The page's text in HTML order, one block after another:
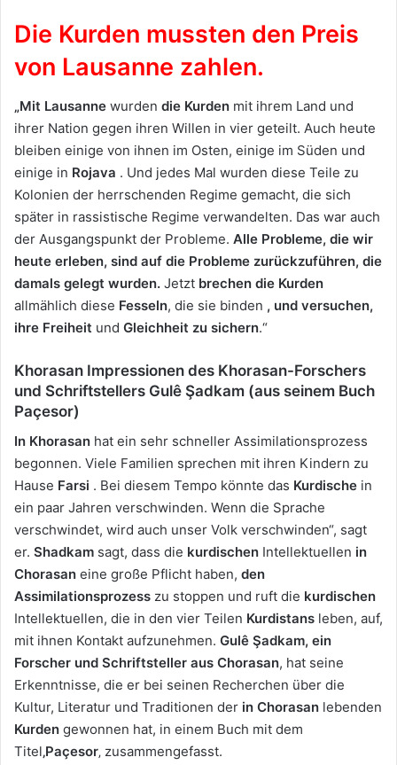
Die Kurden mussten den Preis
von Lausanne zahlen.
„Mit Lausanne wurden die Kurden mit ihrem Land und
ihrer Nation gegen ihren Willen in vier geteilt. Auch heute
bleiben einige von ihnen im Osten, einige im Süden und
einige in Rojava . Und jedes Mal wurden diese Teile zu
Kolonien der herrschenden Regime gemacht, die sich
später in rassistische Regime verwandelten. Das war auch
der Ausgangspunkt der Probleme. Alle Probleme, die wir
heute erleben, sind auf die Probleme zurückzuführen, die
damals gelegt wurden. Jetzt brechen die Kurden
allmählich diese Fesseln, die sie binden , und versuchen,
ihre Freiheit und Gleichheit zu sichern.“
Khorasan Impressionen des Khorasan-Forschers
und Schriftstellers Gulê Şadkam (aus seinem Buch
Paçesor)
In Khorasan hat ein sehr schneller Assimilationsprozess
begonnen. Viele Familien sprechen mit ihren Kindern zu
Hause Farsi . Bei diesem Tempo könnte das Kurdische in
ein paar Jahren verschwinden. Wenn die Sprache
verschwindet, wird auch unser Volk verschwinden“, sagt
er. Shadkam sagt, dass die kurdischen Intellektuellen in
Chorasan eine große Pflicht haben, den
Assimilationsprozess zu stoppen und ruft die kurdischen
Intellektuellen, die in den vier Teilen Kurdistans leben, auf,
mit ihnen Kontakt aufzunehmen. Gulê Şadkam, ein
Forscher und Schriftsteller aus Chorasan, hat seine
Erkenntnisse, die er bei seinen Recherchen über die
Kultur, Literatur und Traditionen der in Chorasan lebenden
Kurden gewonnen hat, in einem Buch mit dem
Titel‚Paçesor‚ zusammengefasst.